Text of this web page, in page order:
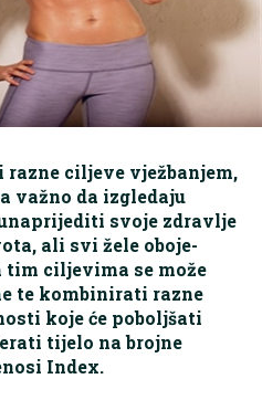
ciljeve vježbanjem,
važno da izgledaju
svoje zdravlje
ali svi žele oboje-
ciljevima se može
te kombinirati razne
koje će poboljšati
tijelo na brojne
Index.